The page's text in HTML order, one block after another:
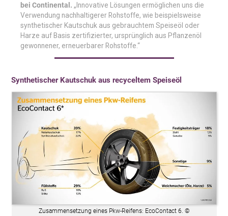
bei Continental. „Innovative Lösungen ermöglichen uns die
Verwendung nachhaltigerer Rohstoffe, wie beispielsweise
synthetischer Kautschuk aus gebrauchtem Speiseöl oder
Harze auf Basis zertifizierter, ursprünglich aus Pflanzenöl
gewonnener, erneuerbarer Rohstoffe.“
Synthetischer Kautschuk aus recyceltem Speiseöl
Zusammensetzung eines Pkw-Reifens: EcoContact 6. ©